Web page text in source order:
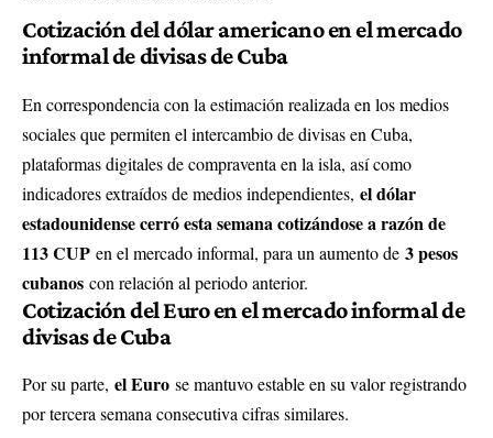
Cotización del dólar americano en el mercado
informal de divisas de Cuba
En correspondencia con la estimación realizada en los medios
sociales que permiten el intercambio de divisas en Cuba,
plataformas digitales de compraventa en la isla, así como
indicadores extraídos de medios independientes, el dólar
estadounidense cerró esta semana cotizándose a razón de
113 CUP en el mercado informal, para un aumento de 3 pesos
cubanos con relación al periodo anterior.
Cotización del Euro en el mercado informal de
divisas de Cuba
Por su parte, el Euro se mantuvo estable en su valor registrando
por tercera semana consecutiva cifras similares.